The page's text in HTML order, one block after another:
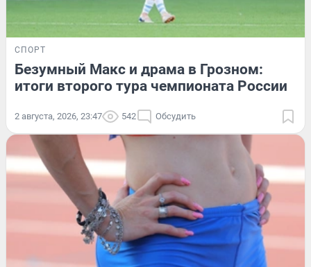
СПОРТ
Безумный Макс и драма в Грозном:
итоги второго тура чемпионата России
2 августа, 2026, 23:47 542 Обсудить